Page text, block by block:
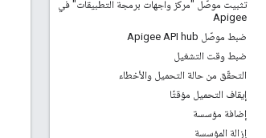
تثبيت موصّل "مركز واجهات برمجة التطبيقات" في
Apigee
ضبط موصّل Apigee API hub
ضبط وقت التشغيل
التحقّق من حالة التحميل والأخطاء
إيقاف التحميل مؤقتًا
إضافة مؤسسة
إزالة المؤسسة